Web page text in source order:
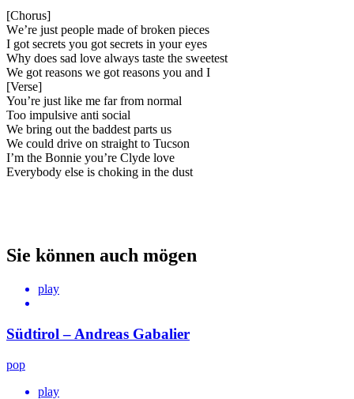
[Chorus]
Wе’re just people madе of broken pieces
I got secrets you got secrets in your eyes
Why does sad love always taste the sweetest
We got reasons we got reasons you and I
[Verse]
You’re just like me far from normal
Too impulsive anti social
We bring out the baddest parts us
We could drive on straight to Tucson
I’m the Bonnie you’re Clyde love
Everybody else is choking in the dust
Sie können auch mögen
play
Südtirol – Andreas Gabalier
pop
play